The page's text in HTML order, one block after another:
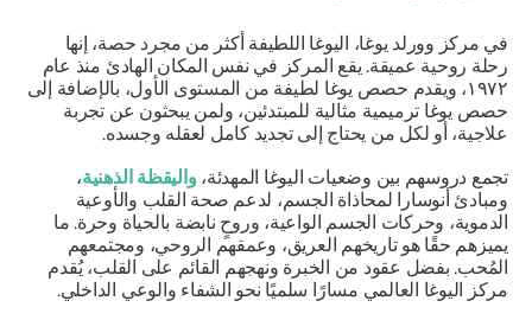
في مركز وورلد يوغا، اليوغا اللطيفة أكثر من مجرد حصة، إنها
رحلة روحية عميقة. يقع المركز في نفس المكان الهادئ منذ عام
١٩٧٢، ويقدم حصص يوغا لطيفة من المستوى الأول، بالإضافة إلى
حصص يوغا ترميمية مثالية للمبتدئين، ولمن يبحثون عن تجربة
علاجية، أو لكل من يحتاج إلى تجديد كامل لعقله وجسده.
تجمع دروسهم بين وضعيات اليوغا المهدئة،واليقظة الذهنية،
ومبادئ أنوسارا لمحاذاة الجسم، لدعم صحة القلب والأوعية
الدموية، وحركات الجسم الواعية، وروحٍ نابضة بالحياة وحرة. ما
يميزهم حقًا هو تاريخهم العريق، وعمقهم الروحي، ومجتمعهم
المُحب. بفضل عقود من الخبرة ونهجهم القائم على القلب، يُقدم
مركز اليوغا العالمي مسارًا سلميًا نحو الشفاء والوعي الداخلي.